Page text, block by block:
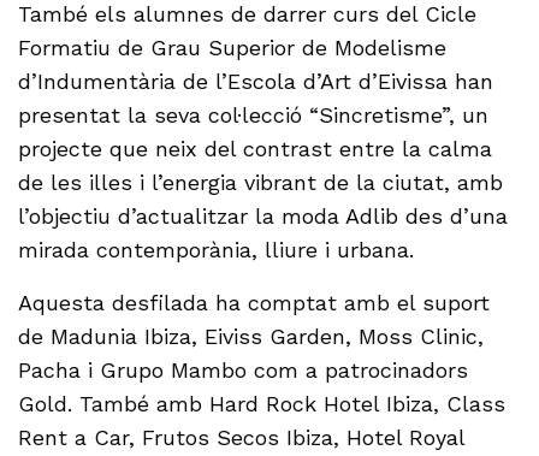
També els alumnes de darrer curs del Cicle
Formatiu de Grau Superior de Modelisme
d’Indumentària de l’Escola d’Art d’Eivissa han
presentat la seva col·lecció “Sincretisme”, un
projecte que neix del contrast entre la calma
de les illes i l’energia vibrant de la ciutat, amb
l’objectiu d’actualitzar la moda Adlib des d’una
mirada contemporània, lliure i urbana.
Aquesta desfilada ha comptat amb el suport
de Madunia Ibiza, Eiviss Garden, Moss Clinic,
Pacha i Grupo Mambo com a patrocinadors
Gold. També amb Hard Rock Hotel Ibiza, Class
Rent a Car, Frutos Secos Ibiza, Hotel Royal